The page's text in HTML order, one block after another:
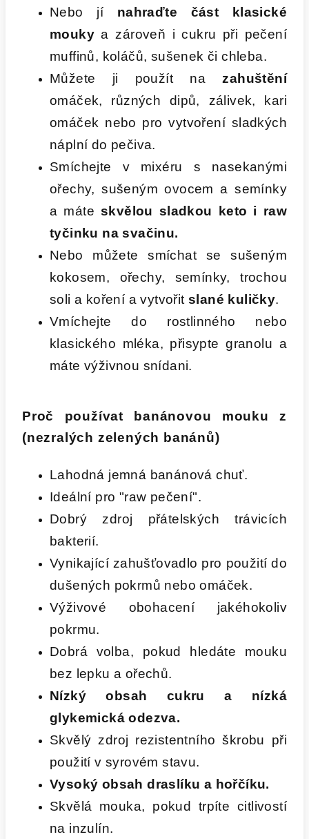
Nebo jí nahraďte část klasické
mouky a zároveň i cukru při pečení
muffinů, koláčů, sušenek či chleba.
Můžete ji použít nazahuštění
omáček, různých dipů, zálivek, kari
omáček nebo pro vytvoření sladkých
náplní do pečiva.
Smíchejte v mixéru s nasekanými
ořechy, sušeným ovocem a semínky
a máteskvělou sladkou keto i raw
tyčinku na svačinu.
Nebo můžete smíchat se sušeným
kokosem, ořechy, semínky, trochou
soli a koření a vytvořit slané kuličky.
Vmíchejte do rostlinného nebo
klasického mléka, přisypte granolu a
máte výživnou snídani.
Proč používat banánovou mouku z
(nezralých zelených banánů)
Lahodná jemná banánová chuť.
Ideální pro "raw pečení".
Dobrý zdroj přátelských trávicích
bakterií.
Vynikající zahušťovadlo pro použití do
dušených pokrmů nebo omáček.
Výživové obohacení jakéhokoliv
pokrmu.
Dobrá volba, pokud hledáte mouku
bez lepku a ořechů.
Nízký obsah cukru a nízká
glykemická odezva.
Skvělý zdroj rezistentního škrobu při
použití v syrovém stavu.
Vysoký obsah draslíku a hořčíku.
Skvělá mouka, pokud trpíte citlivostí
na inzulín.